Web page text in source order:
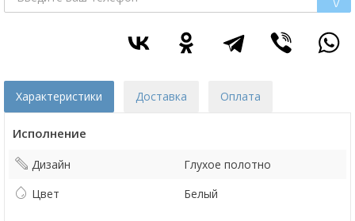
Характеристики Доставка Оплата
Исполнение
Дизайн
Глухое полотно
Цвет
Белый